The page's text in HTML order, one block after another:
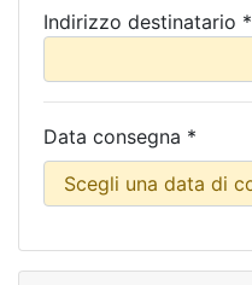
Indirizzo destinatario *
Data consegna *